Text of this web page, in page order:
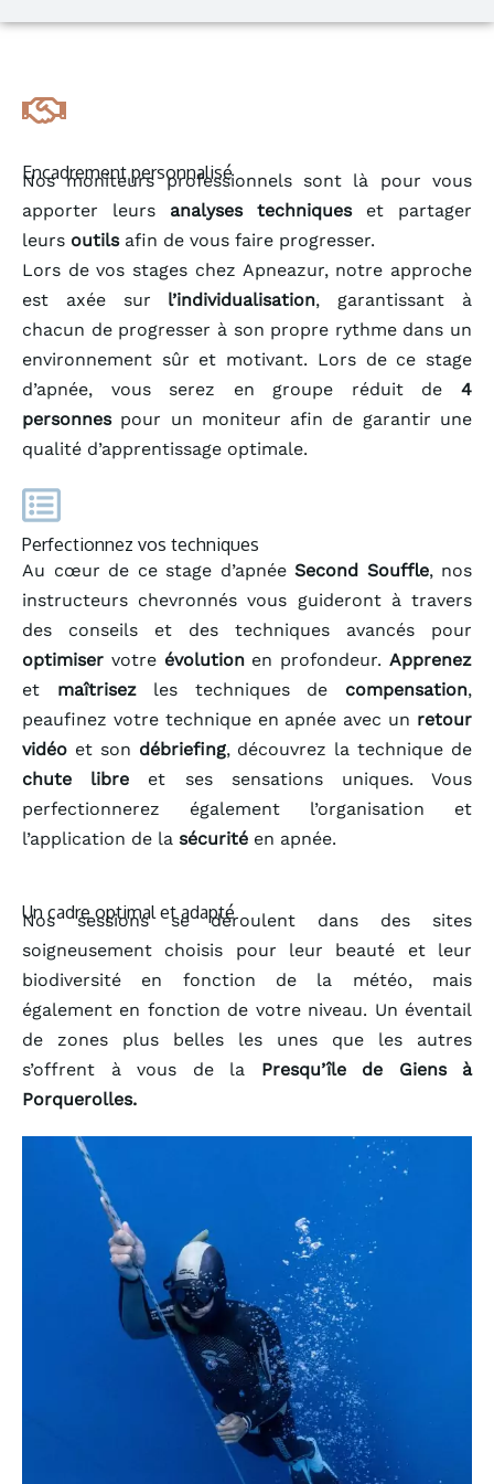
Encadrement personnalisé
Nos moniteurs professionnels sont là pour vous
apporter leurs analyses techniqueset partager
leurs outilsafin de vous faire progresser.
Lors de vos stages chez Apneazur, notre approche
est axée sur l’individualisation, garantissant à
chacun de progresser à son propre rythme dans un
environnement sûr et motivant. Lors de ce stage
d’apnée, vous serez en groupe réduit de 4
personnespour un moniteur afin de garantir une
qualité d’apprentissage optimale.
Perfectionnez vos techniques
Au cœur de ce stage d’apnée Second Souffle, nos
instructeurs chevronnés vous guideront à travers
des conseils et des techniques avancés pour
optimiser votre évolutionen profondeur.Apprenez
et maîtrisezles techniques de compensation,
peaufinez votre technique en apnée avec un retour
vidéo et son débriefing, découvrez la technique de
chute libre et ses sensations uniques. Vous
perfectionnerez également l’organisation et
l’application de la sécurité en apnée.
Un cadre optimal et adapté
Nos sessions se déroulent dans des sites
soigneusement choisis pour leur beauté et leur
biodiversité en fonction de la météo, mais
également en fonction de votre niveau. Un éventail
de zones plus belles les unes que les autres
s’offrent à vous de la Presqu’île de Giens à
Porquerolles.